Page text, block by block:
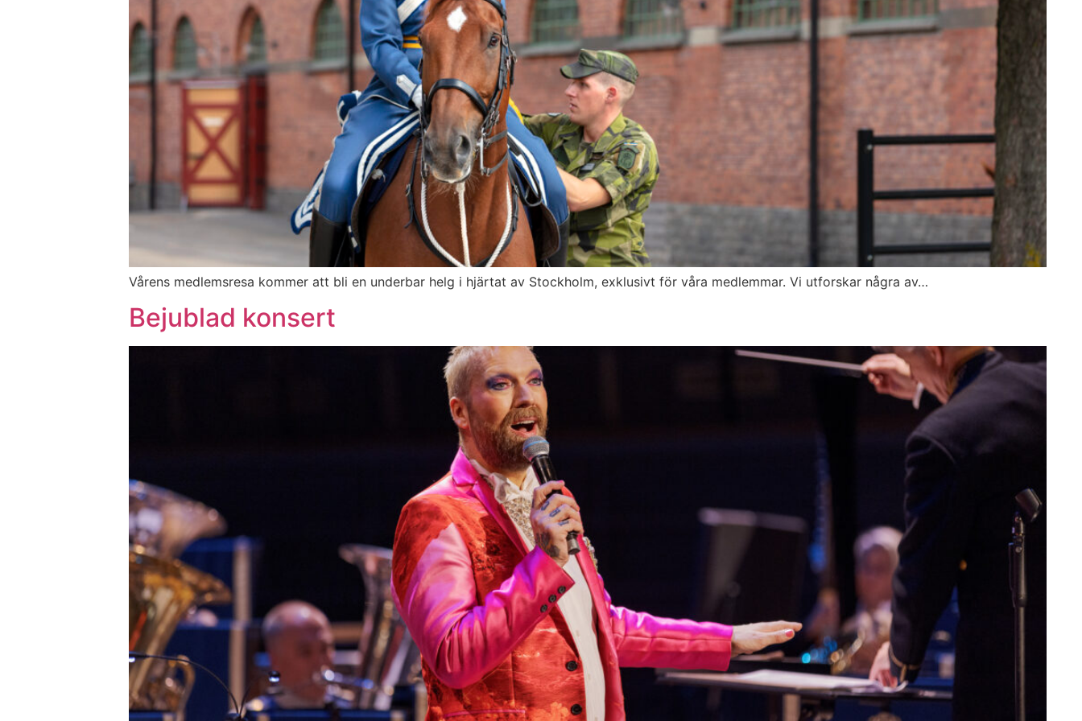
Vårens medlemsresa kommer att bli en underbar helg i hjärtat av Stockholm, exklusivt för våra medlemmar. Vi utforskar några av…
Bejublad konsert